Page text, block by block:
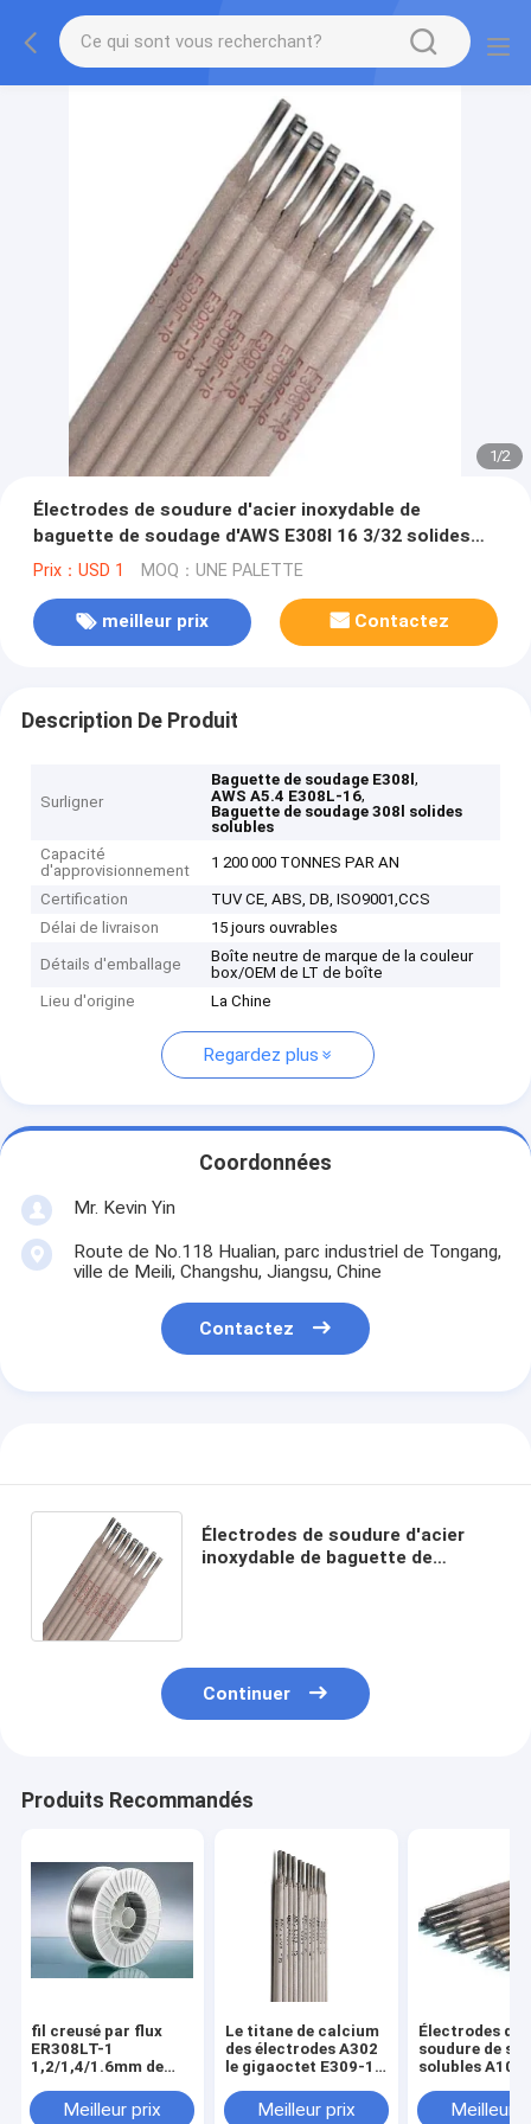
1/2
Électrodes de soudure d'acier inoxydable de
baguette de soudage d'AWS E308l 16 3/32 solides
solubles 308l
Prix：USD 1 MOQ：UNE PALETTE
meilleur prix Contactez
Description De Produit
Surligner
Baguette de soudage E308l,
AWS A5.4 E308L-16,
Baguette de soudage 308l solides
solubles
Capacité
d'approvisionnement
1 200 000 TONNES PAR AN
Certification
TUV CE, ABS, DB, ISO9001,CCS
Délai de livraison
15 jours ouvrables
Détails d'emballage
Boîte neutre de marque de la couleur
box/OEM de LT de boîte
Lieu d'origine
La Chine
Regardez plus
Coordonnées
Mr. Kevin Yin
Route de No.118 Hualian, parc industriel de Tongang,
ville de Meili, Changshu, Jiangsu, Chine
Contactez
Électrodes de soudure d'acier
inoxydable de baguette de
Continuer
Produits Recommandés
fil creusé par flux
ER308LT-1
1,2/1,4/1.6mm de
308LMeilleur prix
Le titane de calcium
des électrodes A302
le gigaoctet E309-16
de solides solubles a
enduit Cr23Ni13
Meilleur prix
Électrodes de
soudure de
solubles A102
2.0mm 2.5mm
3.2mm 4.0mm
Meilleur